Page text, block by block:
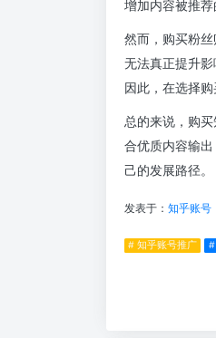
增加内容被推
然而，购买粉
无法真正提升
因此，在选择
总的来说，购
合优质内容输
己的发展路径。
发表于： 知乎账号
# 知乎账号推广 #